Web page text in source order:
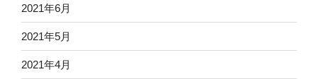
2021年6月
2021年5月
2021年4月